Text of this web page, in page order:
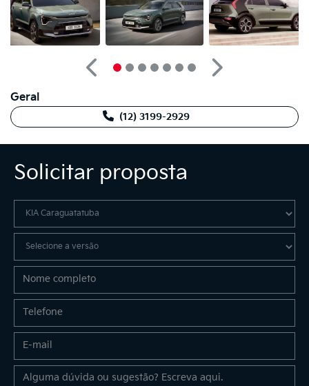
Solicitar proposta
Anterior
Próximo
Geral
(12) 3199-2929